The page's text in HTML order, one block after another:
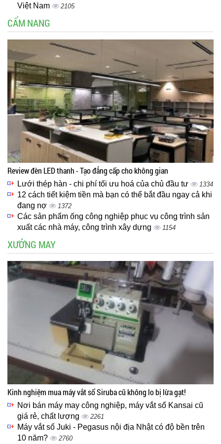
Việt Nam
2105
CẨM NANG
Review đèn LED thanh - Tạo đẳng cấp cho không gian
Lưới thép hàn - chi phí tối ưu hoá của chủ đầu tư 1334
12 cách tiết kiệm tiền mà bạn có thể bắt đầu ngay cả khi
đang nợ
1372
Các sản phẩm ống công nghiệp phục vụ công trình sản
xuất các nhà máy, công trình xây dựng
1154
XƯỞNG MAY
Kinh nghiệm mua máy vắt sổ Siruba cũ không lo bị lừa gạt!
Nơi bán máy may công nghiệp, máy vắt sổ Kansai cũ
giá rẻ, chất lượng
2261
Máy vắt sổ Juki - Pegasus nội địa Nhật có độ bền trên
10 năm?
2760